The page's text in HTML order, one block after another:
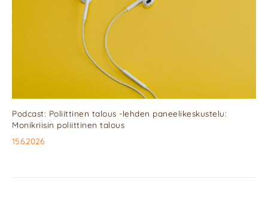
Podcast: Poliittinen talous -lehden paneelikeskustelu:
Monikriisin poliittinen talous
15.6.2026